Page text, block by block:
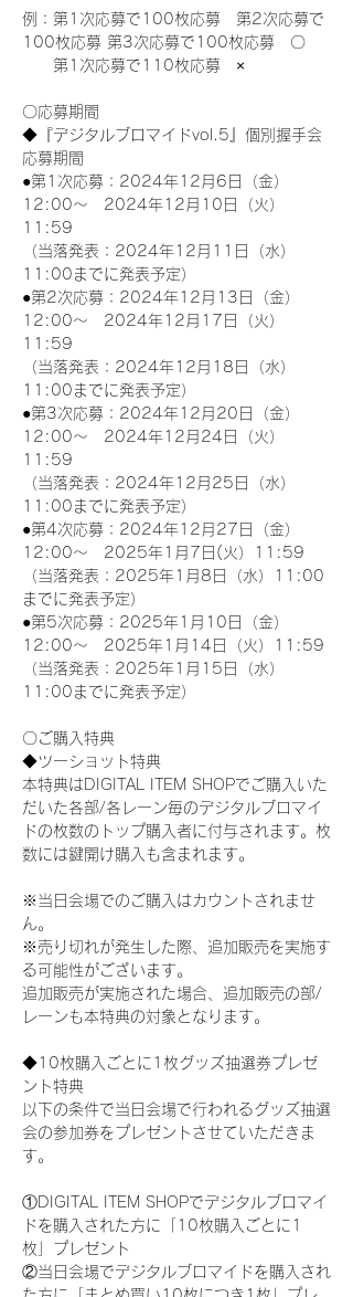
例：第1次応募で100枚応募　第2次応募で
100枚応募 第3次応募で100枚応募　〇
第1次応募で110枚応募　×
〇応募期間
◆『デジタルブロマイドvol.5』個別握手会
応募期間
●第1次応募：2024年12月6日（金）
12:00～　2024年12月10日（火）
11:59
（当落発表：2024年12月11日（水）
11:00までに発表予定）
●第2次応募：2024年12月13日（金）
12:00～　2024年12月17日（火）
11:59
（当落発表：2024年12月18日（水）
11:00までに発表予定）
●第3次応募：2024年12月20日（金）
12:00～　2024年12月24日（火）
11:59
（当落発表：2024年12月25日（水）
11:00までに発表予定）
●第4次応募：2024年12月27日（金）
12:00～　2025年1月7日(火）11:59
（当落発表：2025年1月8日（水）11:00
までに発表予定）
●第5次応募：2025年1月10日（金）
12:00～　2025年1月14日（火）11:59
（当落発表：2025年1月15日（水）
11:00までに発表予定）
〇ご購入特典
◆ツーショット特典
本特典はDIGITAL ITEM SHOPでご購入いた
だいた各部/各レーン毎のデジタルブロマイ
ドの枚数のトップ購入者に付与されます。枚
数には鍵開け購入も含まれます。
※当日会場でのご購入はカウントされませ
ん。
※売り切れが発生した際、追加販売を実施す
る可能性がございます。
追加販売が実施された場合、追加販売の部/
レーンも本特典の対象となります。
◆10枚購入ごとに1枚グッズ抽選券プレゼ
ント特典
以下の条件で当日会場で行われるグッズ抽選
会の参加券をプレゼントさせていただきま
す。
①DIGITAL ITEM SHOPでデジタルブロマイ
ドを購入された方に「10枚購入ごとに1
枚」プレゼント
②当日会場でデジタルブロマイドを購入され